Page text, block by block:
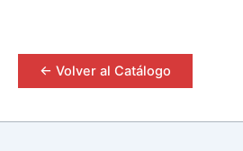
<- Volver al Catálogo